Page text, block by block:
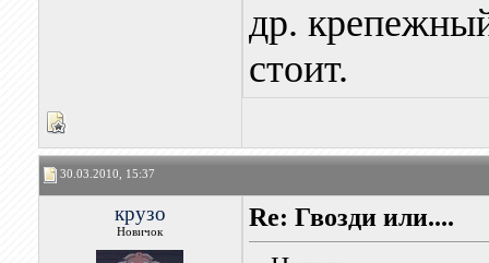
др.
стоит.
30.03.2010, 15:37
крузо
Новичок
Re: Гвозди или....